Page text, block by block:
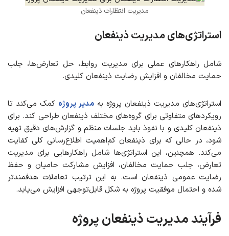
مدیریت انتظارات ذینفعان
استراتژی‌های مدیریت ذینفعان
شامل راهکارهای عملی برای مدیریت روابط، حل تعارض‌ها، جلب
حمایت مخالفان و افزایش رضایت ذینفعان کلیدی.
استراتژی‌های مدیریت ذینفعان پروژه به مدیر پروژه کمک می‌کند تا
رویکردهای متفاوتی برای گروه‌های مختلف ذینفعان طراحی کند. برای
ذینفعان کلیدی و با نفوذ باید جلسات منظم و گزارش‌های دقیق تهیه
شود، در حالی که برای ذینفعان کم‌اهمیت اطلاع‌رسانی کلی کفایت
می‌کند. همچنین، این استراتژی‌ها شامل راهکارهایی برای مدیریت
تعارض، جلب حمایت مخالفان، افزایش مشارکت حامیان و حفظ
رضایت عمومی ذینفعان است. به این ترتیب تعاملات هدفمندتر
شده و احتمال موفقیت پروژه به شکل قابل‌توجهی افزایش می‌یابد.
فرآیند مدیریت ذینفعانپروژه